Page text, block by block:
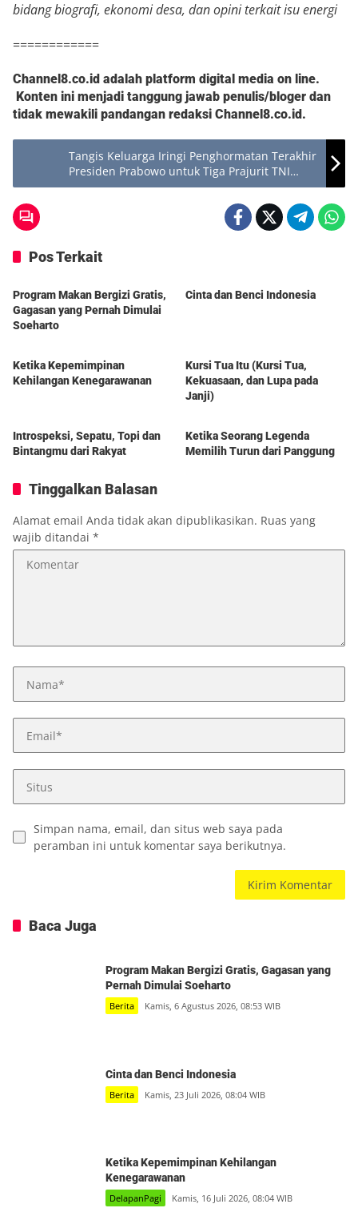
bidang biografi, ekonomi desa, dan opini terkait isu energi
============
Channel8.co.id adalah platform digital media on line.
Konten ini menjadi tanggung jawab penulis/bloger dan
tidak mewakili pandangan redaksi Channel8.co.id.
Tangis Keluarga Iringi Penghormatan Terakhir
Presiden Prabowo untuk Tiga Prajurit TNI
yang Gugur di Lebanon
Pos Terkait
Berita
Program Makan Bergizi Gratis,
Gagasan yang Pernah Dimulai
Soeharto
Cinta dan Benci Indonesia
Ketika Kepemimpinan
Kehilangan Kenegarawanan
Kursi Tua Itu (Kursi Tua,
Kekuasaan, dan Lupa pada
Janji)
Introspeksi, Sepatu, Topi dan
Bintangmu dari Rakyat
Berita
Ketika Seorang Legenda
Memilih Turun dari Panggung
Tinggalkan Balasan
Alamat email Anda tidak akan dipublikasikan. Ruas yang
wajib ditandai *
Simpan nama, email, dan situs web saya pada
peramban ini untuk komentar saya berikutnya.
Baca Juga
Program Makan Bergizi Gratis, Gagasan yang
Pernah Dimulai Soeharto
Berita Kamis, 6 Agustus 2026, 08:53 WIB
Cinta dan Benci Indonesia
Berita Kamis, 23 Juli 2026, 08:04 WIB
Ketika Kepemimpinan Kehilangan
Kenegarawanan
DelapanPagi Kamis, 16 Juli 2026, 08:04 WIB